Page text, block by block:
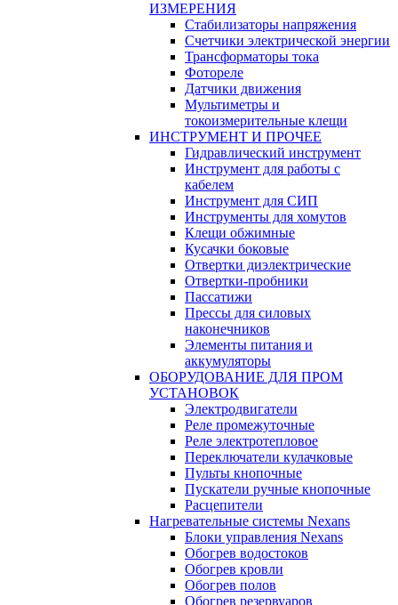
ИЗМЕРЕНИЯ
Стабилизаторы напряжения
Счетчики электрической энергии
Трансформаторы тока
Фотореле
Датчики движения
Мультиметры и
токоизмерительные клещи
ИНСТРУМЕНТ И ПРОЧЕЕ
Гидравлический инструмент
Инструмент для работы с
кабелем
Инструмент для СИП
Инструменты для хомутов
Клещи обжимные
Кусачки боковые
Отвертки диэлектрические
Отвертки-пробники
Пассатижи
Прессы для силовых
наконечников
Элементы питания и
аккумуляторы
ОБОРУДОВАНИЕ ДЛЯ ПРОМ
УСТАНОВОК
Электродвигатели
Реле промежуточные
Реле электротепловое
Переключатели кулачковые
Пульты кнопочные
Пускатели ручные кнопочные
Расцепители
Нагревательные системы Nexans
Блоки управления Nexans
Обогрев водостоков
Обогрев кровли
Обогрев полов
Обогрев резервуаров